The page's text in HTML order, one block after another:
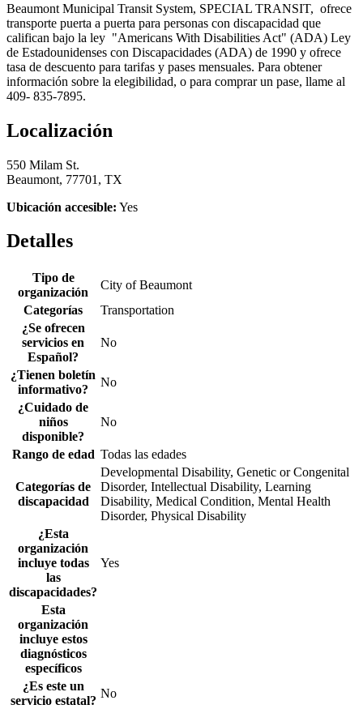
Beaumont Municipal Transit System, SPECIAL TRANSIT, ofrece
transporte puerta a puerta para personas con discapacidad que
califican bajo la ley "Americans With Disabilities Act" (ADA) Ley
de Estadounidenses con Discapacidades (ADA) de 1990 y ofrece
tasa de descuento para tarifas y pases mensuales. Para obtener
información sobre la elegibilidad, o para comprar un pase, llame al
409- 835-7895.
Localización
550 Milam St.
Beaumont, 77701, TX
Ubicación accesible: Yes
Detalles
Tipo de
organización
City of Beaumont
Categorías
Transportation
¿Se ofrecen
servicios en
Español?
No
¿Tienen boletín
informativo?
No
¿Cuidado de
niños
disponible?
No
Rango de edad Todas las edades
Categorías de
discapacidad
Developmental Disability, Genetic or Congenital
Disorder, Intellectual Disability, Learning
Disability, Medical Condition, Mental Health
Disorder, Physical Disability
¿Esta
organización
incluye todas
las
discapacidades?
Yes
Esta
organización
incluye estos
diagnósticos
específicos
¿Es este un
servicio estatal?
No